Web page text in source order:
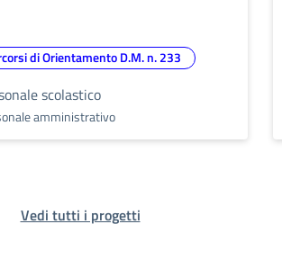
di Orientamento D.M. n. 233
scolastico
amministrativo
Vedi tutti i progetti